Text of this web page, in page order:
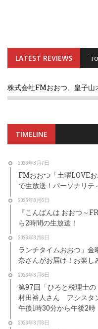
LATEST REVIEWS
株式会社FMおおつ、皇子山
TIMELINE
2026年8月7日
FMおおつ「土曜LOVE
で生放送！パーソナリテ
2026年8月6日
『こんばんは おおつ～
ら2時間の生放送！
2026年8月6日
ランチタイムおおつ」
奈さんがお届け！お楽し
2026年8月6日
第97回「ひろと税理
村田裕人さん アシス
午後1時30分から午後2時
2026年8月6日